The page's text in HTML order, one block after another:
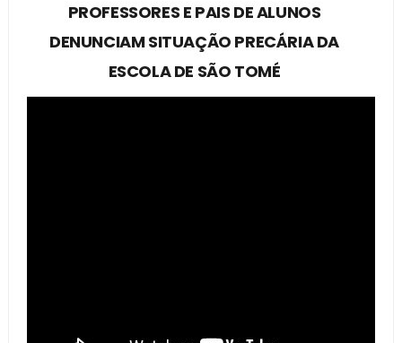
PROFESSORES E PAIS DE ALUNOS
DENUNCIAM SITUAÇÃO PRECÁRIA DA
ESCOLA DE SÃO TOMÉ